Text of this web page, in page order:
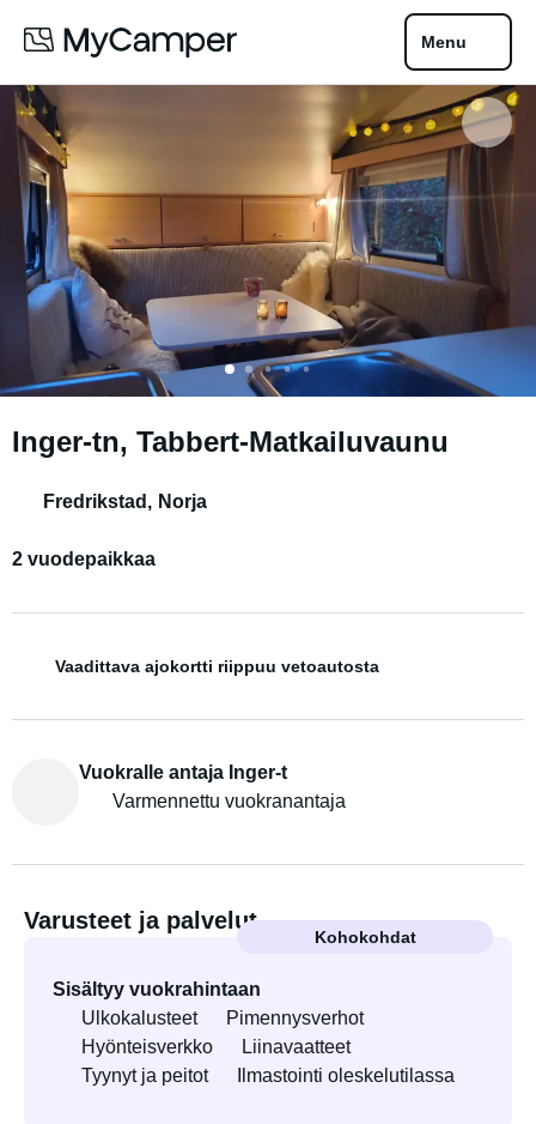
Menu
Inger-tn, Tabbert-Matkailuvaunu
Fredrikstad , Norja
2 vuodepaikkaa
Vaadittava ajokortti riippuu vetoautosta
Vuokralle antaja Inger-t
Varmennettu vuokranantaja
Varusteet ja palvelut
Kohokohdat
Sisältyy vuokrahintaan
Ulkokalusteet
Pimennysverhot
Hyönteisverkko
Liinavaatteet
Tyynyt ja peitot
Ilmastointi oleskelutilassa